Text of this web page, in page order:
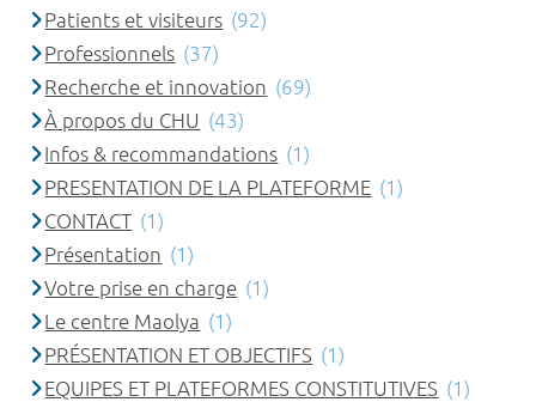
Patients et visiteurs (92)
Professionnels (37)
Recherche et innovation (69)
À propos du CHU (43)
Infos & recommandations (1)
PRESENTATION DE LA PLATEFORME (1)
CONTACT (1)
Présentation (1)
Votre prise en charge (1)
Le centre Maolya (1)
PRÉSENTATION ET OBJECTIFS (1)
EQUIPES ET PLATEFORMES CONSTITUTIVES (1)